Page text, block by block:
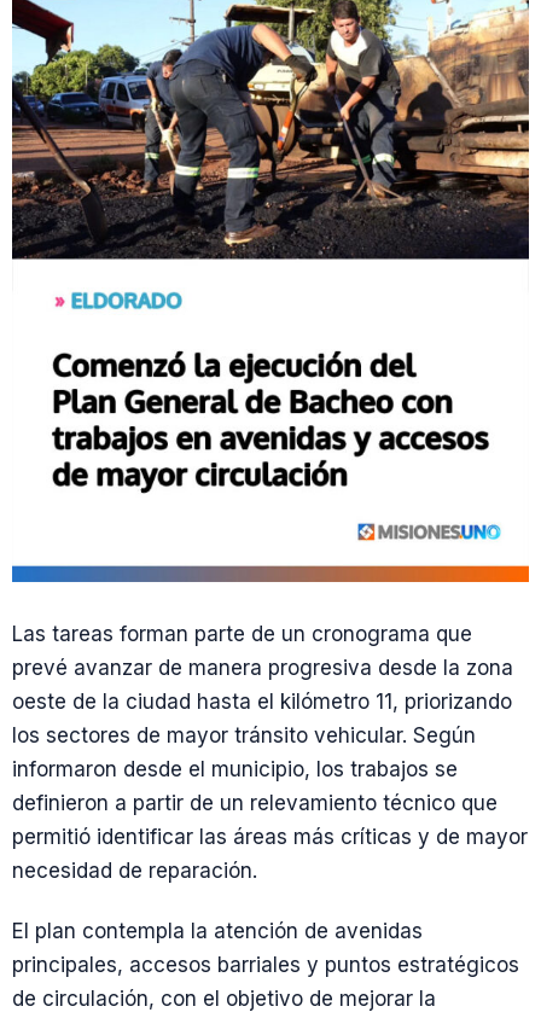
Las tareas forman parte de un cronograma que
prevé avanzar de manera progresiva desde la zona
oeste de la ciudad hasta el kilómetro 11, priorizando
los sectores de mayor tránsito vehicular. Según
informaron desde el municipio, los trabajos se
definieron a partir de un relevamiento técnico que
permitió identificar las áreas más críticas y de mayor
necesidad de reparación.
El plan contempla la atención de avenidas
principales, accesos barriales y puntos estratégicos
de circulación, con el objetivo de mejorar la